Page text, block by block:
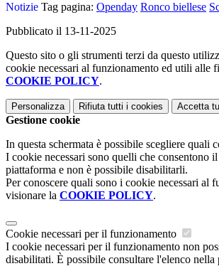
Notizie Tag pagina: Openday Ronco biellese
Pubblicato il 13-11-2025
Questo sito o gli strumenti terzi da questo
cookie necessari al funzionamento ed utili alle
COOKIE POLICY.
Personalizza Rifiuta tutti i cookies Accetta
Gestione cookie
In questa schermata è possibile scegliere quali
I cookie necessari sono quelli che consentono
piattaforma e non è possibile disabilitarli.
Per conoscere quali sono i cookie necessari al
visionare la COOKIE POLICY.
Cookie necessari per il funzionamento
I cookie necessari per il funzionamento non
disabilitati. È possibile consultare l'elenco nella